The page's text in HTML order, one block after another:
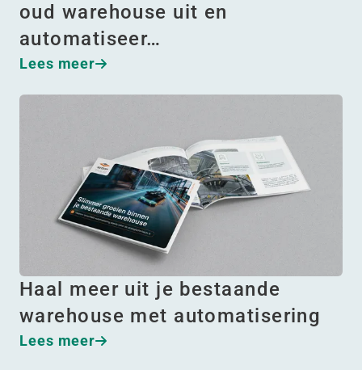
oud warehouse uit en
automatiseer…
Lees meer
Haal meer uit je bestaande
warehouse met automatisering
Lees meer